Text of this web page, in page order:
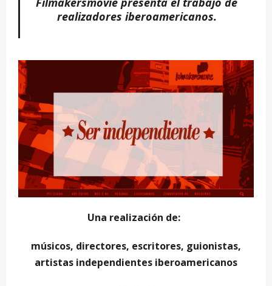
realizadores iberoamericanos.
Una realización de:
músicos, directores, escritores, guionistas,
artistas independientes iberoamericanos